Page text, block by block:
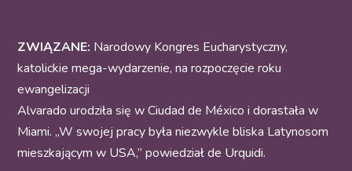
ZWIĄZANE: Narodowy Kongres Eucharystyczny,
katolickie mega-wydarzenie, na rozpoczęcie roku
ewangelizacji
Alvarado urodziła się w Ciudad de México i dorastała w
Miami. „W swojej pracy była niezwykle bliska Latynosom
mieszkającym w USA,” powiedział de Urquidi.